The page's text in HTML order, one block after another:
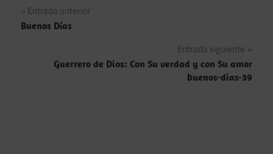
Navegación
de
entradas
Entrada anterior
Buenos Días
Entrada siguiente
Guerrero de Dios: Con Su verdad y con Su amor
buenos-dias-39